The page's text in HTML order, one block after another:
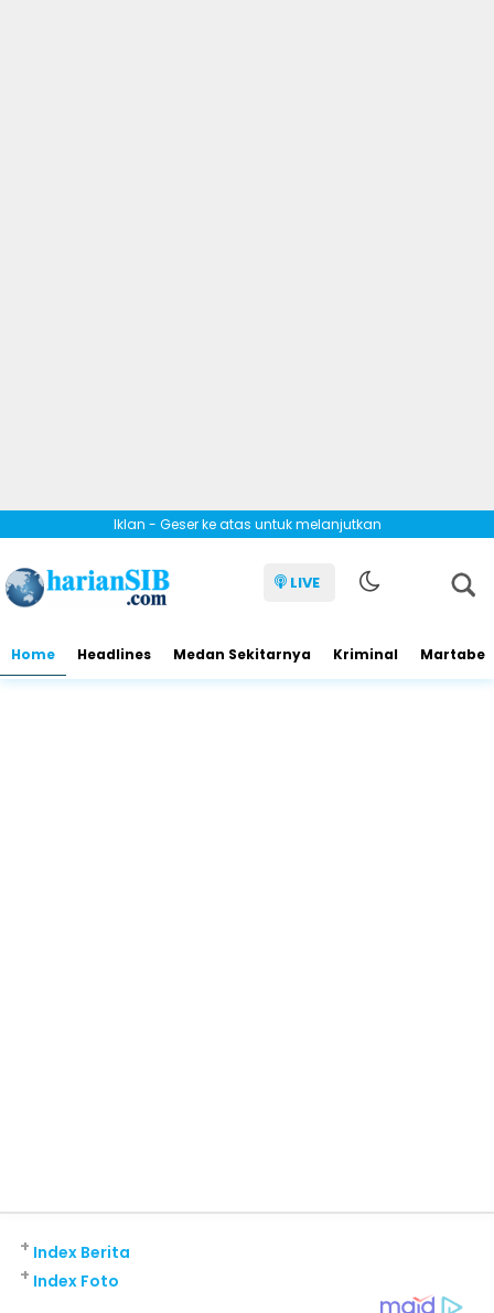
Iklan - Geser ke atas untuk melanjutkan
LIVE
Home Headlines Medan Sekitarnya Kriminal Martabe
Index Berita
+
Index Foto
+